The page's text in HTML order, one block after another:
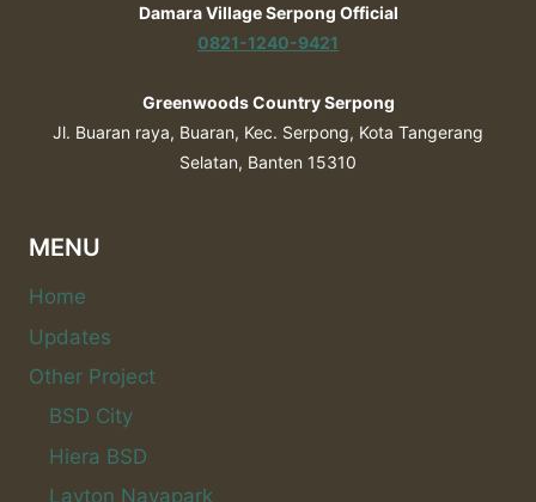
Damara Village Serpong Official
0821-1240-9421
Greenwoods Country Serpong
Jl. Buaran raya, Buaran, Kec. Serpong, Kota Tangerang
Selatan, Banten 15310
MENU
Home
Updates
Other Project
BSD City
Hiera BSD
Layton Navapark